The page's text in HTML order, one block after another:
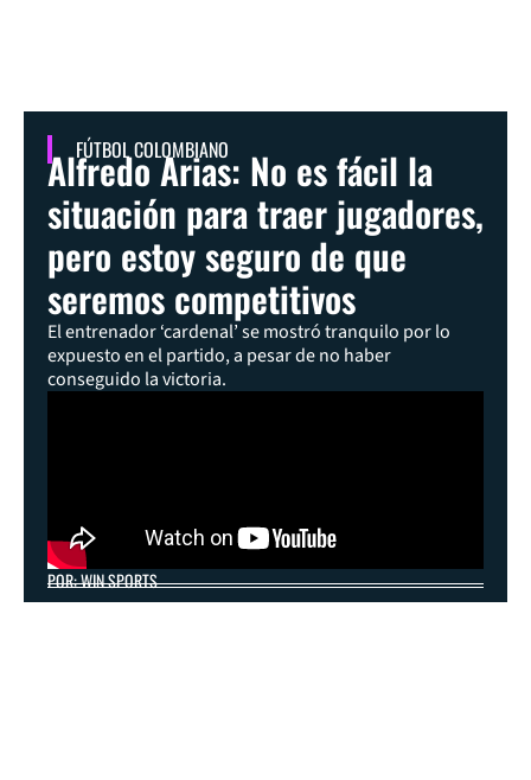
FÚTBOL COLOMBIANO
Alfredo Arias: No es fácil la
situación para traer jugadores,
pero estoy seguro de que
seremos competitivos
El entrenador ‘cardenal’ se mostró tranquilo por lo
expuesto en el partido, a pesar de no haber
conseguido la victoria.
POR: WIN SPORTS